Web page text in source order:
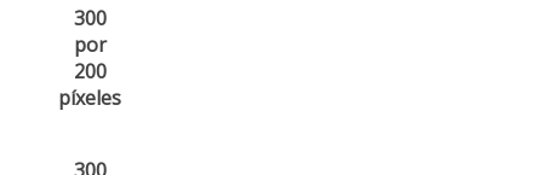
300
por
200
píxeles